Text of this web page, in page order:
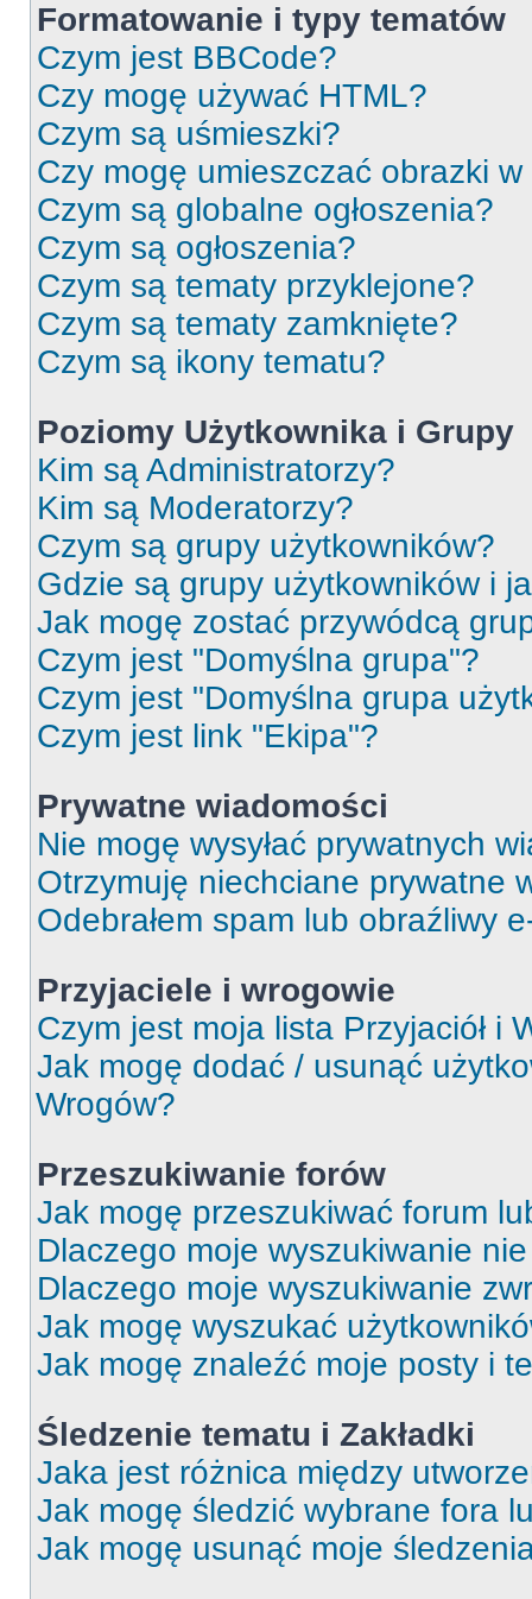
Formatowanie i typy tematów
Czym jest BBCode?
Czy mogę używać HTML?
Czym są uśmieszki?
Czy mogę umieszczać obrazki
Czym są globalne ogłoszenia?
Czym są ogłoszenia?
Czym są tematy przyklejone?
Czym są tematy zamknięte?
Czym są ikony tematu?
Poziomy Użytkownika i Grupy
Kim są Administratorzy?
Kim są Moderatorzy?
Czym są grupy użytkowników?
Gdzie są grupy użytkowników i
Jak mogę zostać przywódcą
Czym jest "Domyślna grupa"?
Czym jest "Domyślna grupa
Czym jest link "Ekipa"?
Prywatne wiadomości
Nie mogę wysyłać prywatnych
Otrzymuję niechciane prywatne
Odebrałem spam lub obraźliwy
Przyjaciele i wrogowie
Czym jest moja lista Przyjaciół i
Jak mogę dodać / usunąć
Wrogów?
Przeszukiwanie forów
Jak mogę przeszukiwać forum
Dlaczego moje wyszukiwanie
Dlaczego moje wyszukiwanie
Jak mogę wyszukać
Jak mogę znaleźć moje posty i
Śledzenie tematu i Zakładki
Jaka jest różnica między
Jak mogę śledzić wybrane fora
Jak mogę usunąć moje